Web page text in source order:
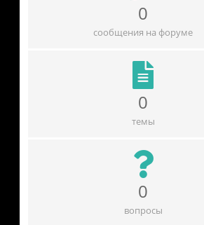
0
сообщения на форуме
0
темы
0
вопросы